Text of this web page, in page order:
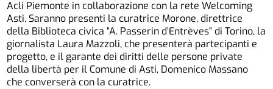
Acli Piemonte in collaborazione con la rete Welcoming
Asti. Saranno presenti la curatrice Morone, direttrice
della Biblioteca civica “A. Passerin d’Entrèves” di Torino, la
giornalista Laura Mazzoli, che presenterà partecipanti e
progetto, e il garante dei diritti delle persone private
della libertà per il Comune di Asti, Domenico Massano
che converserà con la curatrice.